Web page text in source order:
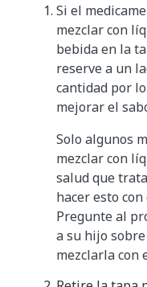
Si el
mezclar con
bebida en la
reserve a un
cantidad por
mejorar el
Solo algunos
mezclar con
salud que
hacer esto
Pregunte al
a su hijo
mezclarla con